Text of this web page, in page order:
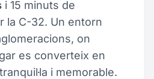
i 15 minuts de
la C-32. Un entorn
on
es converteix en
i memorable.